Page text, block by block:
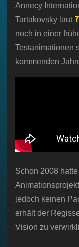
Annecy
Tartakovsky laut
noch in einer
Testanimationen
kommenden
Schon 2008
jedoch keinen
erhält der
Vision zu